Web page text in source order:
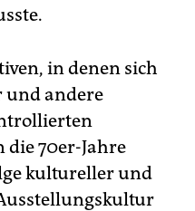
in denen sich
und andere
die 70er-Jahre
kultureller und